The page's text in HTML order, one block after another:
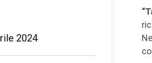
2024